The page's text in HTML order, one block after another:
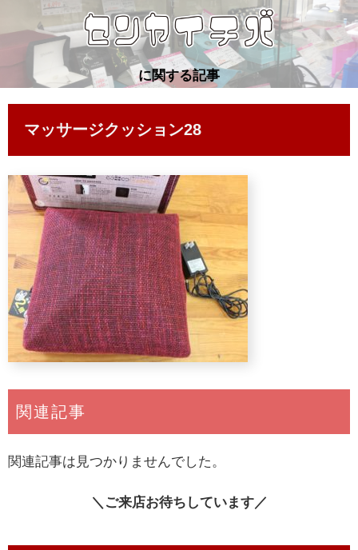
に関する記事
マッサージクッション28
関連記事
関連記事は見つかりませんでした。
＼ご来店お待ちしています／